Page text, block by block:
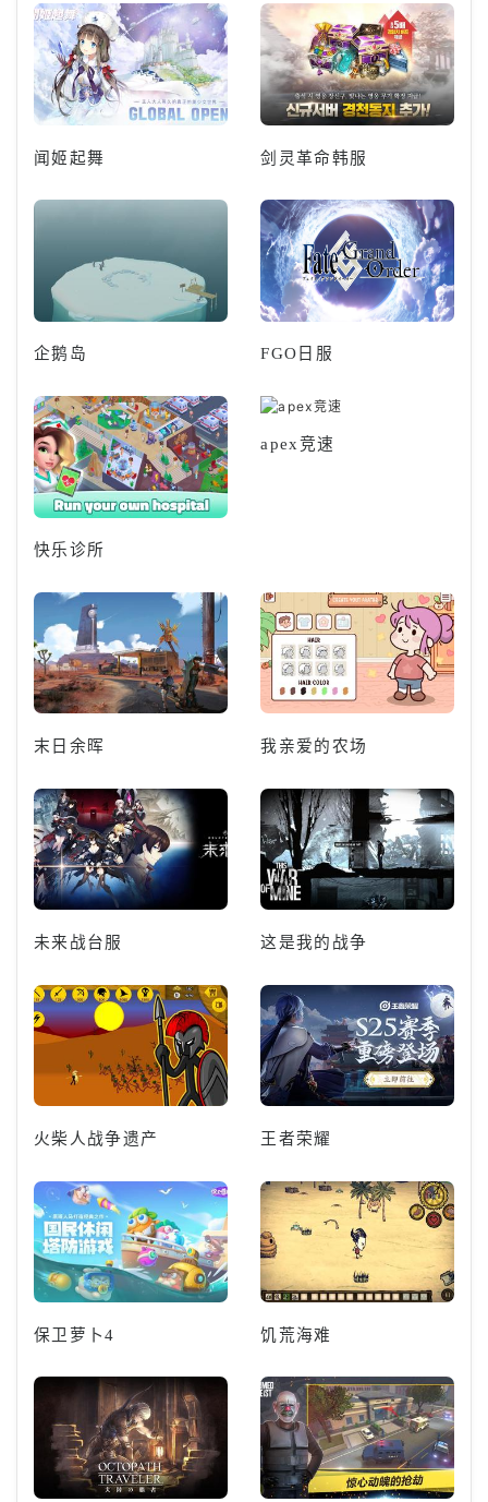
闻姬起舞 剑灵革命韩服
企鹅岛 FGO日服
快乐诊所
apex竞速
末日余晖 我亲爱的农场
未来战台服 这是我的战争
火柴人战争遗产 王者荣耀
保卫萝卜4 饥荒海难